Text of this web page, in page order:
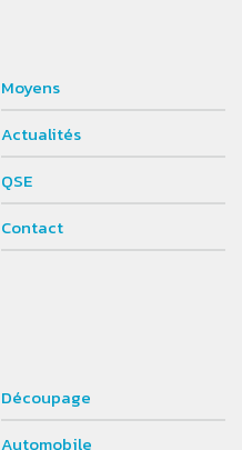
Moyens
Actualités
QSE
Contact
Découpage
Automobile